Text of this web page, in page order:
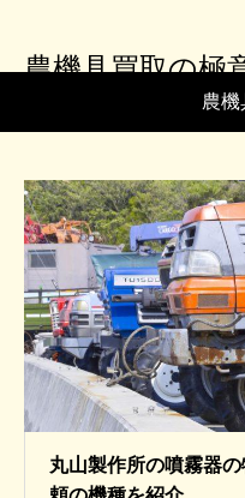
農機具買取の極
農機
丸山製作所の噴霧器